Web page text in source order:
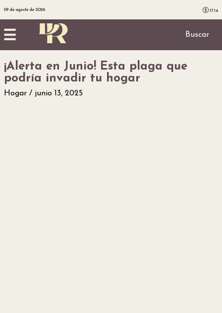
09 de agosto de 2026 17.14
☰ Buscar
Inicio
Noticias
¡Alerta en Junio! Esta plaga que
podría invadir tu hogar
Hogar junio 13, 2025